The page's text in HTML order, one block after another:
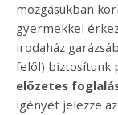
mozgásukban
gyermekkel
irodaház
felől) biztosítunk
előzetes
igényét jelezze